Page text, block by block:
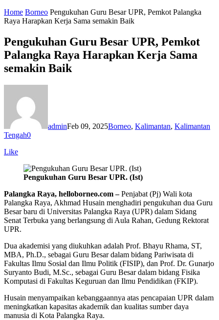
Home Borneo Pengukuhan Guru Besar UPR, Pemkot Palangka
Raya Harapkan Kerja Sama semakin Baik
Pengukuhan Guru Besar UPR, Pemkot
Palangka Raya Harapkan Kerja Sama
semakin Baik
adminFeb 09, 2025Borneo, Kalimantan, Kalimantan
Tengah0
Like
Pengukuhan Guru Besar UPR. (Ist)
Palangka Raya, helloborneo.com –Penjabat (Pj) Wali kota
Palangka Raya, Akhmad Husain menghadiri pengukuhan dua Guru
Besar baru di Universitas Palangka Raya (UPR) dalam Sidang
Senat Terbuka yang berlangsung di Aula Rahan, Gedung Rektorat
UPR.
Dua akademisi yang diukuhkan adalah Prof. Bhayu Rhama, ST,
MBA, Ph.D., sebagai Guru Besar dalam bidang Pariwisata di
Fakultas Ilmu Sosial dan Ilmu Politik (FISIP), dan Prof. Dr. Gunarjo
Suryanto Budi, M.Sc., sebagai Guru Besar dalam bidang Fisika
Komputasi di Fakultas Keguruan dan Ilmu Pendidikan (FKIP).
Husain menyampaikan kebanggaannya atas pencapaian UPR dalam
meningkatkan kapasitas akademik dan kualitas sumber daya
manusia di Kota Palangka Raya.